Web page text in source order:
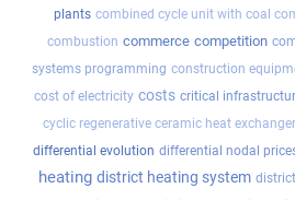
plants combined cycle unit with coal
combustion commerce competition
systems programming construction
cost of electricity costs critical
cyclic regenerative ceramic heat
differential evolution differential nodal
heating district heating system